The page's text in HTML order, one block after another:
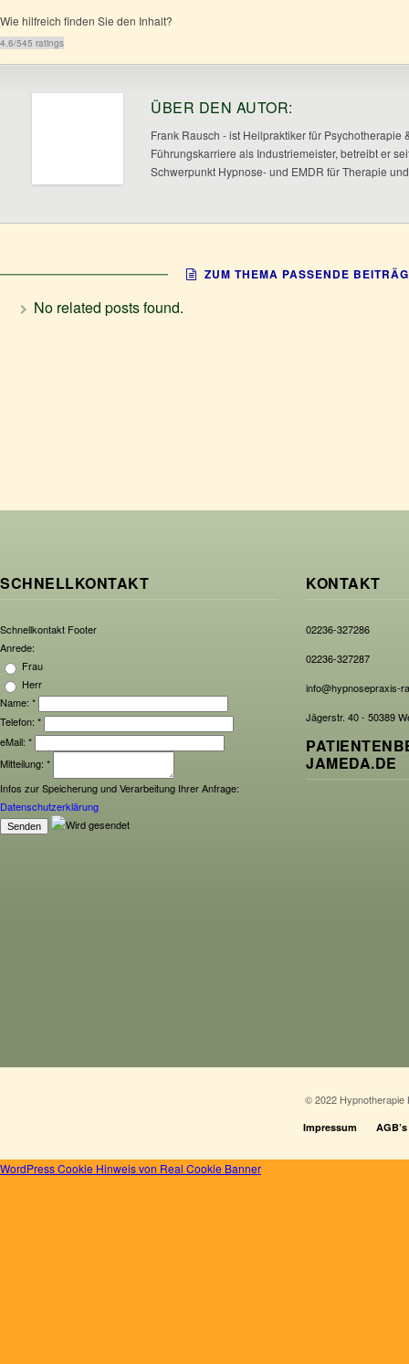
Wie hilfreich finden Sie den Inhalt?
4.6/545 ratings
ÜBER DEN AUTOR:
Frank Rausch - ist Heilpraktiker für Psychotherapie
Führungskarriere als Industriemeister, betreibt er
Schwerpunkt Hypnose- und EMDR für Therapie
ZUM THEMA PASSENDE
No related posts found.
SCHNELLKONTAKT
Schnellkontakt Footer
Anrede:
Frau
Herr
Name: *
Telefon: *
eMail: *
Mitteilung: *
Infos zur Speicherung und Verarbeitung Ihrer Anfrage:
Datenschutzerklärung
KONTAKT
02236-327286
02236-327287
info@hypnosepraxis-
Jägerstr. 40 - 50389
JAMEDA.DE
© 2022 Hypnotherapie
Impressum AGB’s
WordPress Cookie Hinweis von Real Cookie Banner